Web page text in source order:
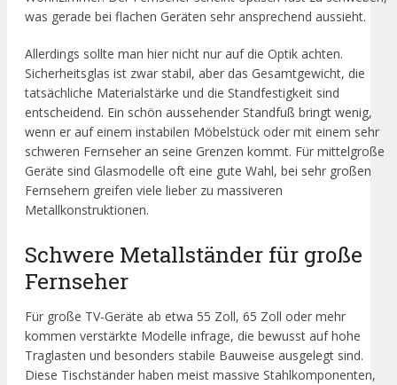
was gerade bei flachen Geräten sehr ansprechend aussieht.
Allerdings sollte man hier nicht nur auf die Optik achten.
Sicherheitsglas ist zwar stabil, aber das Gesamtgewicht, die
tatsächliche Materialstärke und die Standfestigkeit sind
entscheidend. Ein schön aussehender Standfuß bringt wenig,
wenn er auf einem instabilen Möbelstück oder mit einem sehr
schweren Fernseher an seine Grenzen kommt. Für mittelgroße
Geräte sind Glasmodelle oft eine gute Wahl, bei sehr großen
Fernsehern greifen viele lieber zu massiveren
Metallkonstruktionen.
Schwere Metallständer für große
Fernseher
Für große TV-Geräte ab etwa 55 Zoll, 65 Zoll oder mehr
kommen verstärkte Modelle infrage, die bewusst auf hohe
Traglasten und besonders stabile Bauweise ausgelegt sind.
Diese Tischständer haben meist massive Stahlkomponenten,